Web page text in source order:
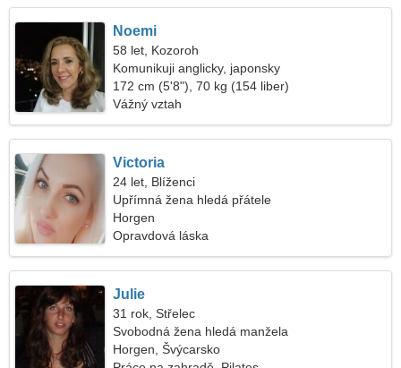
Noemi
58 let, Kozoroh
Komunikuji anglicky, japonsky
172 cm (5'8"), 70 kg (154 liber)
Vážný vztah
Victoria
24 let, Blíženci
Upřímná žena hledá přátele
Horgen
Opravdová láska
Julie
31 rok, Střelec
Svobodná žena hledá manžela
Horgen, Švýcarsko